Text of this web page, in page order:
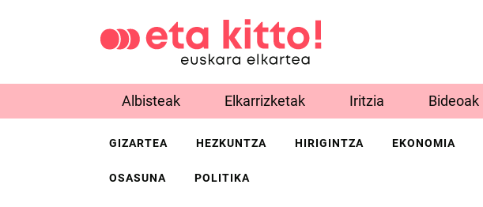
Albisteak Elkarrizketak Iritzia Bideoak
GIZARTEA HEZKUNTZA HIRIGINTZA EKONOMIA
OSASUNA POLITIKA